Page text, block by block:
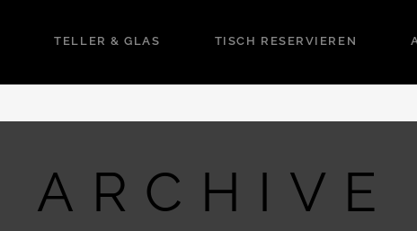
TELLER & GLAS TISCH RESERVIEREN
ARCHIVE